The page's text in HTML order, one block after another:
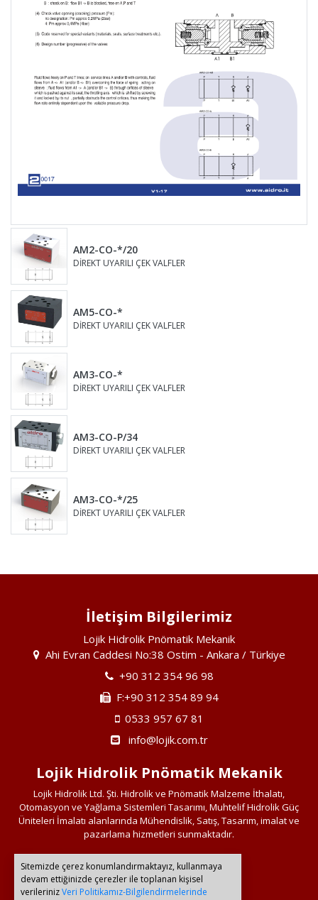
AM2-CO-*/20
DİREKT UYARILI ÇEK VALFLER
AM5-CO-*
DİREKT UYARILI ÇEK VALFLER
AM3-CO-*
DİREKT UYARILI ÇEK VALFLER
AM3-CO-P/34
DİREKT UYARILI ÇEK VALFLER
AM3-CO-*/25
DİREKT UYARILI ÇEK VALFLER
İletişim Bilgilerimiz
Lojik Hidrolik Pnömatik Mekanik
Ahi Evran Caddesi No:38 Ostim - Ankara / Türkiye
+90 312 354 96 98
F:+90 312 354 89 94
0533 957 67 81
info@lojik.com.tr
Lojik Hidrolik Pnömatik Mekanik
Lojik Hidrolik Ltd. Şti. Hidrolik ve Pnömatik Malzeme İthalatı,
Otomasyon ve Yağlama Sistemleri Tasarımı, Muhtelif Hidrolik Güç
Üniteleri İmalatı alanlarında Mühendislik, Satış, Tasarım, imalat ve
pazarlama hizmetleri sunmaktadır.
Bağlantılarımız
Sitemizde çerez konumlandırmaktayız, kullanmaya
devam ettiğinizde çerezler ile toplanan kişisel
verilerinizVeri Politikamız-Bilgilendirmelerinde